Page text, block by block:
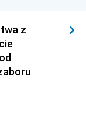
1927
1924
1921
z